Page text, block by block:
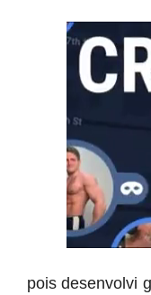
pois desenvolvi